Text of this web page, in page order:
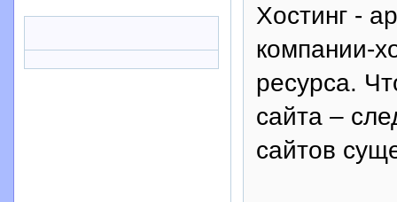
Хостинг -
компании-
ресурса.
сайта –
сайтов